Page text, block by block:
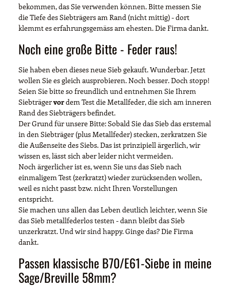
bekommen, das Sie verwenden können. Bitte messen Sie
die Tiefe des Siebträgers am Rand (nicht mittig) - dort
klemmt es erfahrungsgemäss am ehesten. Die Firma dankt.
Noch eine große Bitte - Feder raus!
Sie haben eben dieses neue Sieb gekauft. Wunderbar. Jetzt
wollen Sie es gleich ausprobieren. Noch besser. Doch stopp!
Seien Sie bitte so freundlich und entnehmen Sie Ihrem
Siebträgervordem Test die Metallfeder, die sich am inneren
Rand des Siebträgers befindet.
Der Grund für unsere Bitte: Sobald Sie das Sieb das erstemal
in den Siebträger (plus Metallfeder) stecken, zerkratzen Sie
die Außenseite des Siebs. Das ist prinzipiell ärgerlich, wir
wissen es, lässt sich aber leider nicht vermeiden.
Noch ärgerlicher ist es, wenn Sie uns das Sieb nach
einmaligem Test (zerkratzt) wieder zurücksenden wollen,
weil es nicht passt bzw. nicht Ihren Vorstellungen
entspricht.
Sie machen uns allen das Leben deutlich leichter, wenn Sie
das Sieb metallfederlos testen - dann bleibt das Sieb
unzerkratzt. Und wir sind happy. Ginge das? Die Firma
dankt.
Passen klassische B70/E61-Siebe in meine
Sage/Breville 58mm?